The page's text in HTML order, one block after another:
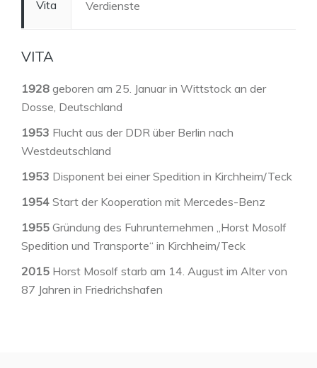
Vita Verdienste
VITA
1928 geboren am 25. Januar in Wittstock an der
Dosse, Deutschland
1953 Flucht aus der DDR über Berlin nach
Westdeutschland
1953 Disponent bei einer Spedition in Kirchheim/Teck
1954 Start der Kooperation mit Mercedes-Benz
1955 Gründung des Fuhrunternehmen „Horst Mosolf
Spedition und Transporte“ in Kirchheim/Teck
2015 Horst Mosolf starb am 14. August im Alter von
87 Jahren in Friedrichshafen